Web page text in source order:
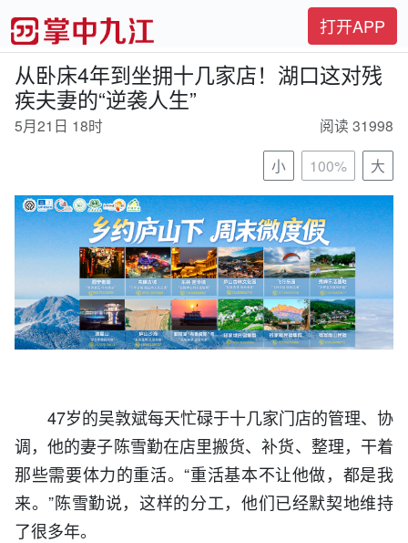
打开APP
从卧床4年到坐拥十几家店！湖口这对残
疾夫妻的“逆袭人生”
5月21日 18时
阅读 31998
小
100% 大
47岁的吴敦斌每天忙碌于十几家门店的管理、协
调，他的妻子陈雪勤在店里搬货、补货、整理，干着
那些需要体力的重活。“重活基本不让他做，都是我
来。”陈雪勤说，这样的分工，他们已经默契地维持
了很多年。